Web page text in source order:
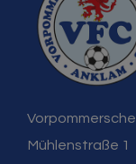
Mühlenstraße 1